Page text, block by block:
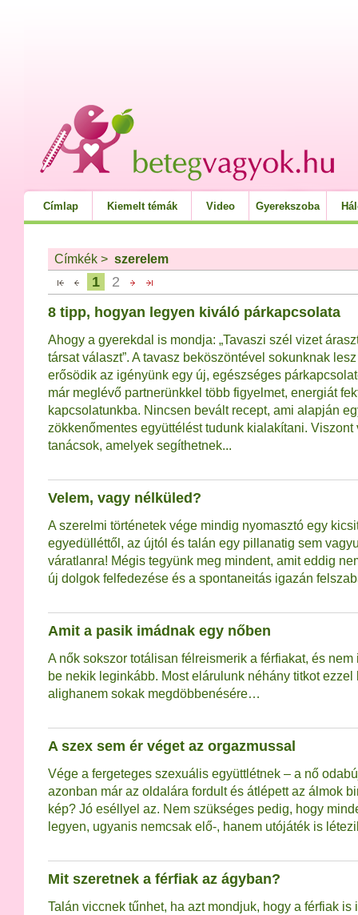
Címlap Kiemelt témák Video Gyerekszoba
Címkék > szerelem
1
2
8 tipp, hogyan legyen kiváló párkapcsolata
Ahogy a gyerekdal is mondja: „Tavaszi szél vizet
társat választ”. A tavasz beköszöntével sokunknak
erősödik az igényünk egy új, egészséges
már meglévő partnerünkkel több figyelmet, energiát
kapcsolatunkba. Nincsen bevált recept, ami alapján
zökkenőmentes együttélést tudunk kialakítani. Viszont
tanácsok, amelyek segíthetnek...
Velem, vagy nélküled?
A szerelmi történetek vége mindig nyomasztó egy
egyedülléttől, az újtól és talán egy pillanatig sem
váratlanra! Mégis tegyünk meg mindent, amit eddig
új dolgok felfedezése és a spontaneitás igazán
Amit a pasik imádnak egy nőben
A nők sokszor totálisan félreismerik a férfiakat, és
be nekik leginkább. Most elárulunk néhány titkot ezzel
alighanem sokak megdöbbenésére…
A szex sem ér véget az orgazmussal
Vége a fergeteges szexuális együttlétnek – a nő
azonban már az oldalára fordult és átlépett az álmok
kép? Jó eséllyel az. Nem szükséges pedig, hogy
legyen, ugyanis nemcsak elő-, hanem utójáték is
Mit szeretnek a férfiak az ágyban?
Talán viccnek tűnhet, ha azt mondjuk, hogy a férfiak